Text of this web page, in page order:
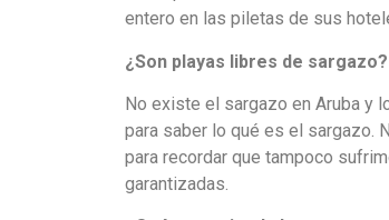
entero en las piletas de sus
¿Son playas libres de sargazo?
No existe el sargazo en Aruba y
para saber lo qué es el sargazo.
para recordar que tampoco
garantizadas.